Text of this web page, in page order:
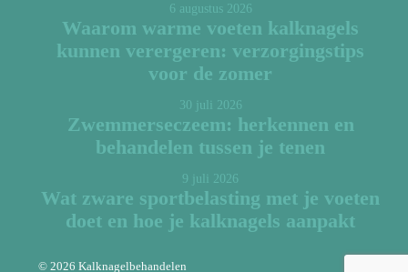
6 augustus 2026
Waarom warme voeten kalknagels
kunnen verergeren: verzorgingstips
voor de zomer
30 juli 2026
Zwemmerseczeem: herkennen en
behandelen tussen je tenen
9 juli 2026
Wat zware sportbelasting met je voeten
doet en hoe je kalknagels aanpakt
© 2026 Kalknagelbehandelen